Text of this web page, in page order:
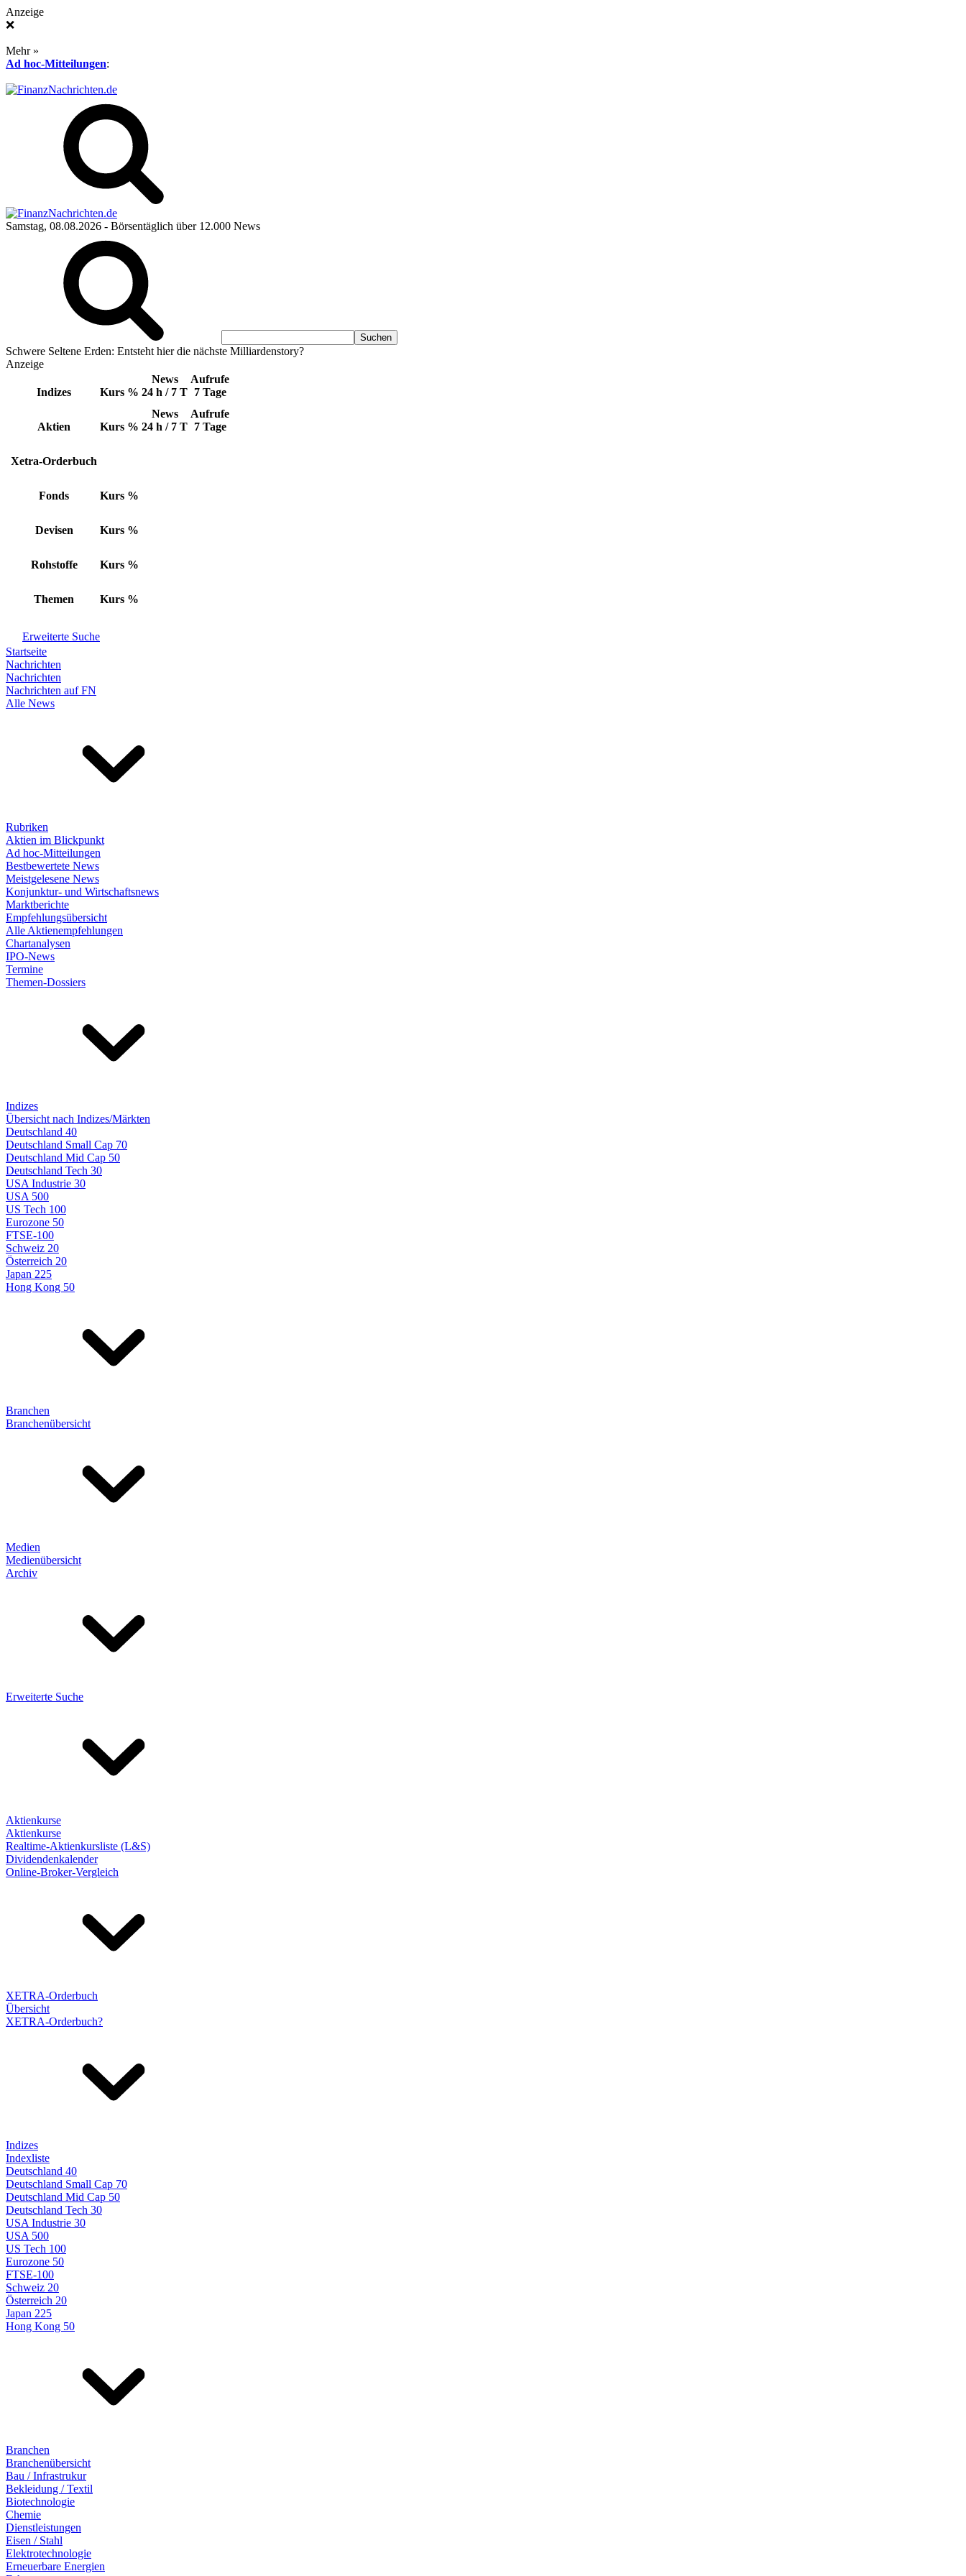
Anzeige
❌
Mehr »
Ad hoc-Mitteilungen:
Samstag, 08.08.2026 - Börsentäglich über 12.000 News
Schwere Seltene Erden: Entsteht hier die nächste Milliardenstory?
Anzeige
Indizes Kurs %
News
24 h / 7 T
Aufrufe
7 Tage
Aktien Kurs %
News
24 h / 7 T
Aufrufe
7 Tage
Xetra-Orderbuch
Fonds Kurs %
Devisen Kurs %
Rohstoffe Kurs %
Themen Kurs %
Erweiterte Suche
Startseite
Nachrichten
Nachrichten
Nachrichten auf FN
Alle News
Rubriken
Aktien im Blickpunkt
Ad hoc-Mitteilungen
Bestbewertete News
Meistgelesene News
Konjunktur- und Wirtschaftsnews
Marktberichte
Empfehlungsübersicht
Alle Aktienempfehlungen
Chartanalysen
IPO-News
Termine
Themen-Dossiers
Indizes
Übersicht nach Indizes/Märkten
Deutschland 40
Deutschland Small Cap 70
Deutschland Mid Cap 50
Deutschland Tech 30
USA Industrie 30
USA 500
US Tech 100
Eurozone 50
FTSE-100
Schweiz 20
Österreich 20
Japan 225
Hong Kong 50
Branchen
Branchenübersicht
Medien
Medienübersicht
Archiv
Erweiterte Suche
Aktienkurse
Aktienkurse
Realtime-Aktienkursliste (L&S)
Dividendenkalender
Online-Broker-Vergleich
XETRA-Orderbuch
Übersicht
XETRA-Orderbuch?
Indizes
Indexliste
Deutschland 40
Deutschland Small Cap 70
Deutschland Mid Cap 50
Deutschland Tech 30
USA Industrie 30
USA 500
US Tech 100
Eurozone 50
FTSE-100
Schweiz 20
Österreich 20
Japan 225
Hong Kong 50
Branchen
Branchenübersicht
Bau / Infrastrukur
Bekleidung / Textil
Biotechnologie
Chemie
Dienstleistungen
Eisen / Stahl
Elektrotechnologie
Erneuerbare Energien